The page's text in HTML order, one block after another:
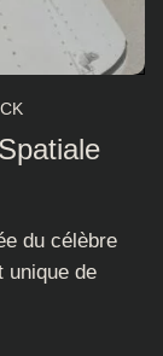
du célèbre
unique de